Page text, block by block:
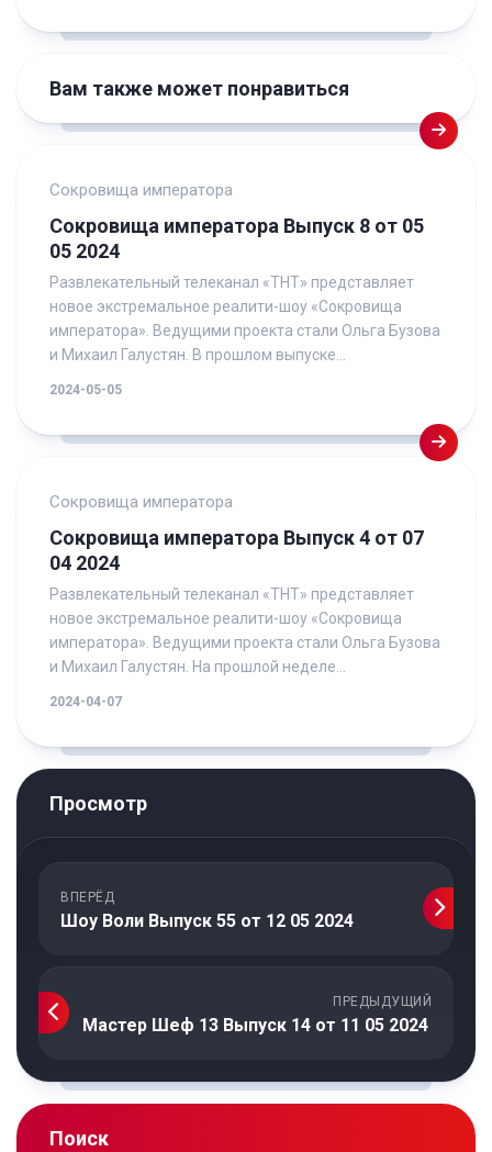
Вам также может понравиться
Сокровища императора
Сокровища императора Выпуск 8 от 05
05 2024
Развлекательный телеканал «ТНТ» представляет
новое экстремальное реалити-шоу «Сокровища
императора». Ведущими проекта стали Ольга Бузова
и Михаил Галустян. В прошлом выпуске...
2024-05-05
Сокровища императора
Сокровища императора Выпуск 4 от 07
04 2024
Развлекательный телеканал «ТНТ» представляет
новое экстремальное реалити-шоу «Сокровища
императора». Ведущими проекта стали Ольга Бузова
и Михаил Галустян. На прошлой неделе...
2024-04-07
Просмотр
ВПЕРЁД
Шоу Воли Выпуск 55 от 12 05 2024
ПРЕДЫДУЩИЙ
Мастер Шеф 13 Выпуск 14 от 11 05 2024
Поиск